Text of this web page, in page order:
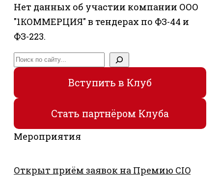
Нет данных об участии компании ООО
"1КОММЕРЦИЯ" в тендерах по ФЗ-44 и
ФЗ-223.
Поиск
Вступить в Клуб
Стать партнёром Клуба
Мероприятия
Открыт приём заявок на Премию CIO